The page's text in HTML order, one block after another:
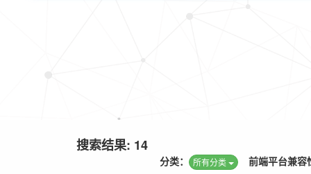
搜索结果: 14
前端平台兼容
分类： 所有分类